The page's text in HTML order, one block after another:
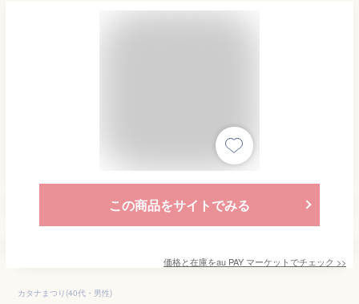
この商品をサイトでみる
価格と在庫をau PAY マーケットでチェック >>
カタナまつり(40代・男性)